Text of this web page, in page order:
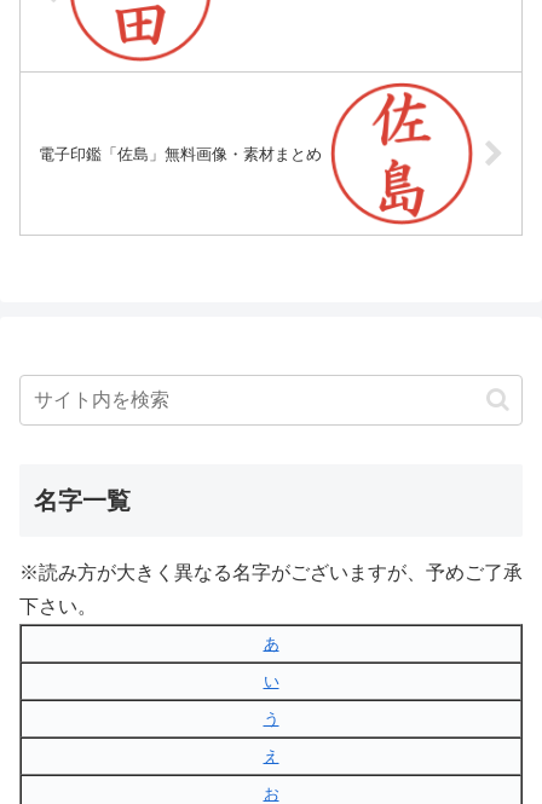
電子印鑑「佐島」無料画像・素材まとめ
名字一覧
※読み方が大きく異なる名字がございますが、予めご了承
下さい。
あ
い
う
え
お